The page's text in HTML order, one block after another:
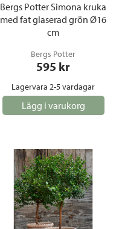
Bergs Potter Simona kruka
med fat glaserad grön Ø16
cm
Bergs Potter
595 kr
Lagervara 2-5 vardagar
Lägg i varukorg